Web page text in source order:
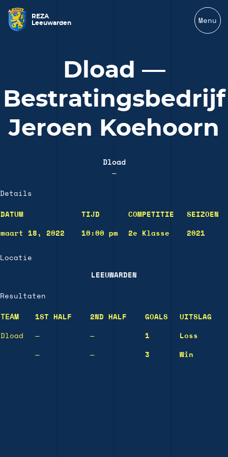
REZA
Leeuwarden
Menu
Dload —
Bestratingsbedrijf
Jeroen Koehoorn
Dload
—
Details
DATUM TIJD COMPETITIE SEIZOEN
maart 18, 2022 10:00 pm 2e Klasse 2021
Locatie
LEEUWARDEN
Resultaten
TEAM 1ST HALF 2ND HALF GOALS UITSLAG
Dload — — 1 Loss
— — 3 Win